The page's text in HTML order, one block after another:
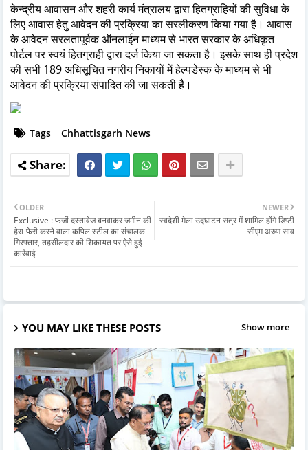
केन्द्रीय आवासन और शहरी कार्य मंत्रालय द्वारा हितग्राहियों की सुविधा के
लिए आवास हेतु आवेदन की प्रक्रिया का सरलीकरण किया गया है। आवास
के आवेदन सरलतापूर्वक ऑनलाईन माध्यम से भारत सरकार के अधिकृत
पोर्टल पर स्वयं हितग्राही द्वारा दर्ज किया जा सकता है। इसके साथ ही प्रदेश
की सभी 189 अधिसूचित नगरीय निकायों में हेल्पडेस्क के माध्यम से भी
आवेदन की प्रक्रिया संपादित की जा सकती है।
Tags Chhattisgarh News
NEWER
स्वदेशी मेला उद्घाटन सत्र में शामिल होंगे डिप्टी
सीएम अरुण साव
OLDER
Exclusive : फर्जी दस्तावेज बनवाकर जमीन की
हेरा-फेरी करने वाला कपिल स्टील का संचालक
गिरफ्तार, तहसीलदार की शिकायत पर ऐसे हुई
कार्रवाई
YOU MAY LIKE THESE POSTS Show more